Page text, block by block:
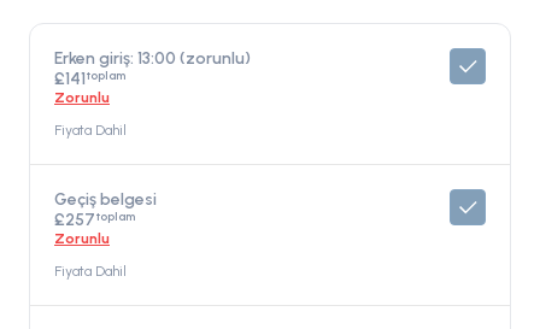
Erken giriş: 13:00 (zorunlu)
£141toplam
Zorunlu
Fiyata Dahil
Geçiş belgesi
£257toplam
Zorunlu
Fiyata Dahil